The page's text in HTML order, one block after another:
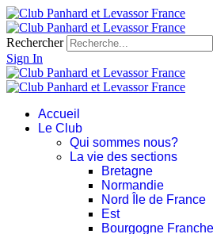
Rechercher
Sign In
Accueil
Le Club
Qui sommes nous?
La vie des sections
Bretagne
Normandie
Nord Île de France
Est
Bourgogne